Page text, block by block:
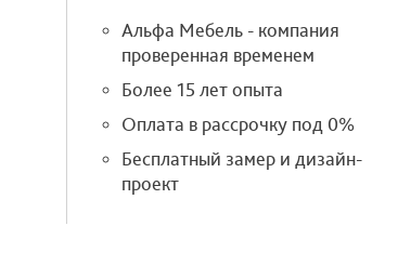
Альфа Мебель - компания
проверенная временем
Более 15 лет опыта
Оплата в рассрочку под 0%
Бесплатный замер и дизайн-
проект